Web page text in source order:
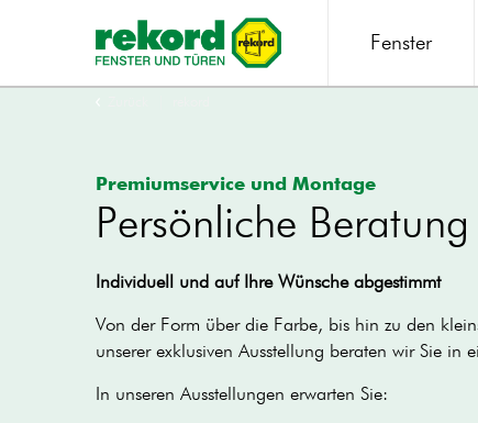
Fenster
Premiumservice und Montage
Persönliche
Individuell und auf Ihre Wünsche abgestimmt
Von der Form über die Farbe, bis hin zu den
unserer exklusiven Ausstellung beraten wir Sie in
In unseren Ausstellungen erwarten Sie: